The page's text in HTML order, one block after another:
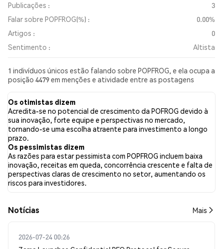
Publicações :
3
Falar sobre POPFROG(%) :
0.00%
Artigos :
0
Sentimento :
Altista
1 indivíduos únicos estão falando sobre POPFROG, e ela ocupa a
posição 4479 em menções e atividade entre as postagens
POPFROG em todas as redes sociais foi Altista. Por fim, foram
publicados 0 artigos de notícias sobre POPFROG. No Twitter,
66.67% dos tweets apresentaram um sentimento otimista em
comparação com 0.00% dos tweets com sentimento pessimista
sobre POPFROG. 33.33% dos tweets foram neutros em relação a
POPFROG. Esses sentimentos são baseados em 3 tweets.
Os otimistas dizem
Acredita-se no potencial de crescimento da POFROG devido à
sua inovação, forte equipe e perspectivas no mercado,
tornando-se uma escolha atraente para investimento a longo
prazo.
Os pessimistas dizem
As razões para estar pessimista com POPFROG incluem baixa
inovação, receitas em queda, concorrência crescente e falta de
perspectivas claras de crescimento no setor, aumentando os
riscos para investidores.
​​Notícias​​ Mais
2026-07-24 00:26